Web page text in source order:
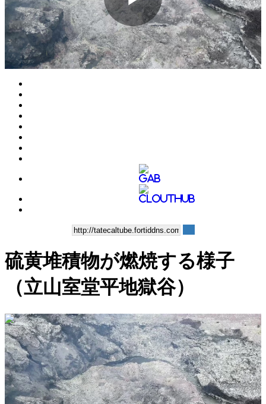
Play
硫黄堆積物が燃焼する様子
（立山室堂平地獄谷）
0:00:41